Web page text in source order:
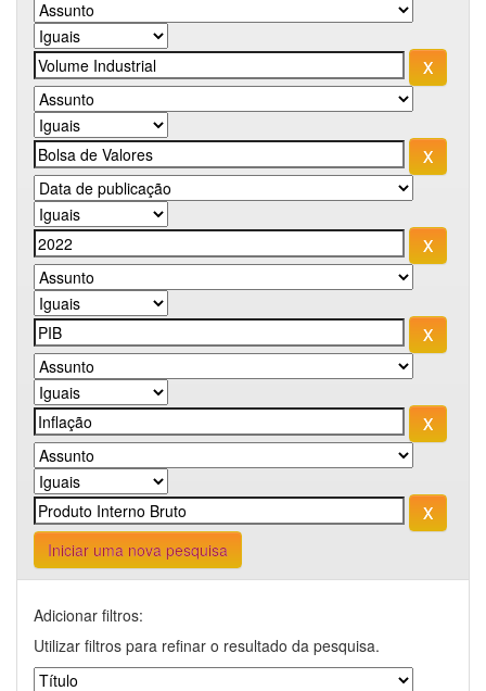
Iniciar uma nova pesquisa
Adicionar filtros:
Utilizar filtros para refinar o resultado da pesquisa.